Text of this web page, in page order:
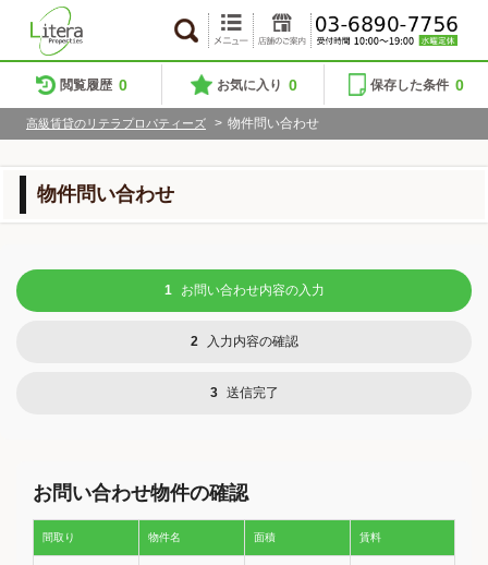
閲覧履歴 0 お気に入り 0 保存した条件 0
高級賃貸のリテラプロパティーズ > 物件問い合わせ
物件問い合わせ
1 お問い合わせ内容の入力
2 入力内容の確認
3 送信完了
お問い合わせ物件の確認
間取り 物件名 面積 賃料